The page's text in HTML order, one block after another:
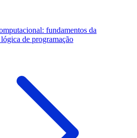
fundamentos da
de programação